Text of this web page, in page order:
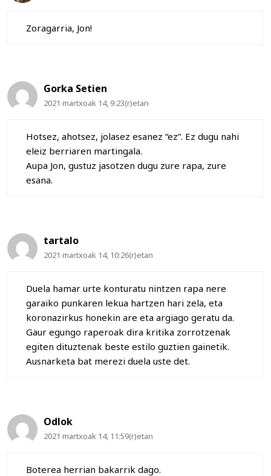
Zoragarria, Jon!
Gorka Setien
2021 martxoak 14, 9:23(r)etan
Hotsez, ahotsez, jolasez esanez “ez”. Ez dugu nahi
eleiz berriaren martingala.
Aupa Jon, gustuz jasotzen dugu zure rapa, zure
esana.
tartalo
2021 martxoak 14, 10:26(r)etan
Duela hamar urte konturatu nintzen rapa nere
garaiko punkaren lekua hartzen hari zela, eta
koronazirkus honekin are eta argiago geratu da.
Gaur egungo raperoak dira kritika zorrotzenak
egiten dituztenak beste estilo guztien gainetik.
Ausnarketa bat merezi duela uste det.
Odlok
2021 martxoak 14, 11:59(r)etan
Boterea herrian bakarrik dago.